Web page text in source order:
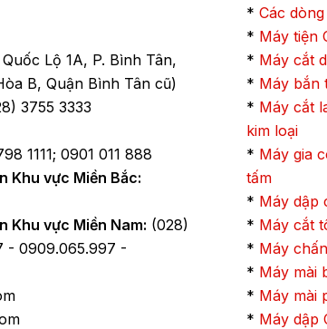
Lộ 1A, P. Bình Tân,
B, Quận Bình Tân cũ)
3755 3333
1111; 0901 011 888
Khu vực Miền Bắc:
Khu vực Miền Nam: (028)
- 0909.065.997 -
* Các
* Máy tiện
* Máy cắt
* Máy bắn
* Máy cắt
kim loại
* Máy gia
tấm
* Máy dập
* Máy cắt
* Máy
* Máy mài
* Máy mài
* Máy dập